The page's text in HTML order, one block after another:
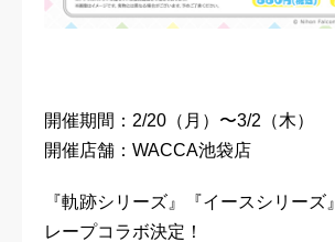
開催期間：2/20（月）〜3/2（木）
開催店舗：WACCA池袋店
『軌跡シリーズ』『イースシリーズ
レープコラボ決定！